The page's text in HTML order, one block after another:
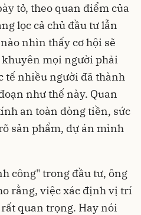
tỏ, theo quan điểm của
lọc cả chủ đầu tư lẫn
nhìn thấy cơ hội sẽ
mọi người phải
tế nhiều người đã thành
như thế này. Quan
an toàn dòng tiền, sức
sản phẩm, dự án mình
công" trong đầu tư, ông
rằng, việc xác định vị trí
quan trọng. Hay nói